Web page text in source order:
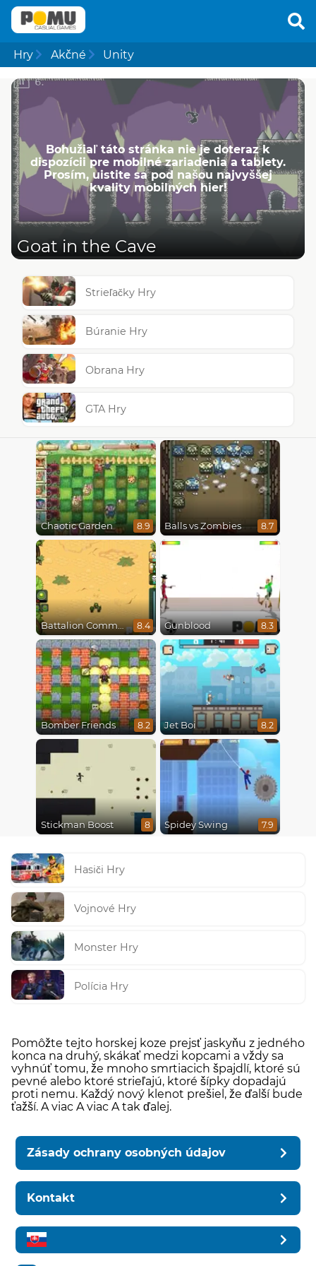
Hry Akčné Unity
Bohužiaľ táto stránka nie je doteraz k
dispozícii pre mobilné zariadenia a tablety.
Prosím, uistite sa pod našou najvyššej
kvality mobilných hier!
Goat in the Cave
Strieľačky Hry
Búranie Hry
Obrana Hry
GTA Hry
Chaotic Garden 8.9 Balls vs Zombies 8.7
Battalion Commander 8.4 Gunblood 8.3
Bomber Friends 8.2 Jet Boi 8.2
Stickman Boost 8 Spidey Swing 7.9
Hasiči Hry
Vojnové Hry
Monster Hry
Polícia Hry
Pomôžte tejto horskej koze prejsť jaskyňu z jedného
konca na druhý, skákať medzi kopcami a vždy sa
vyhnúť tomu, že mnoho smrtiacich špajdlí, ktoré sú
pevné alebo ktoré strieľajú, ktoré šípky dopadajú
proti nemu. Každý nový klenot prešiel, že ďalší bude
ťažší. A viac A viac A tak ďalej.
Zásady ochrany osobných údajov
Kontakt